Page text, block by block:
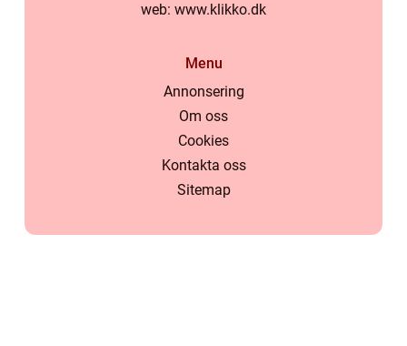
web: www.klikko.dk
Menu
Annonsering
Om oss
Cookies
Kontakta oss
Sitemap